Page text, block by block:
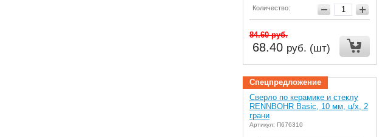
Количество:
84.60руб.
68.40 руб. (шт)
Спецпредложение
Сверло по керамике и стеклу
RENNBOHR Basic, 10 мм, ц/х, 2
грани
Артикул: П676310